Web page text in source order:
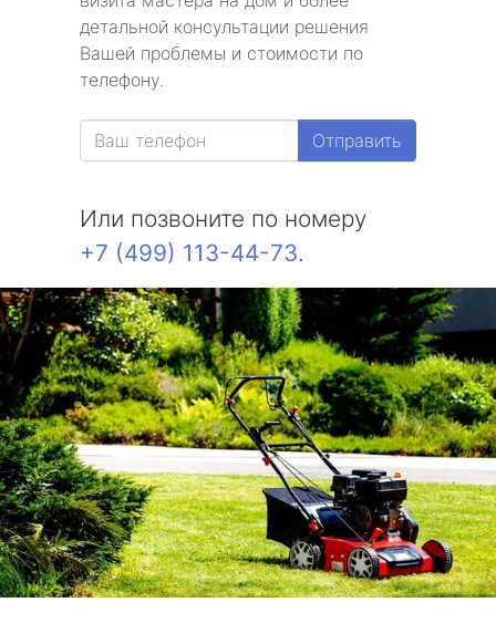
детальной консультации решения
Вашей проблемы и стоимости по
телефону.
Отправить
Или позвоните по номеру
+7 (499) 113-44-73.